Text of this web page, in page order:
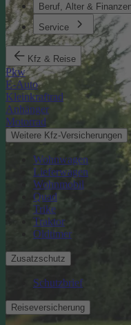
Beruf, Alter &
Service
Kfz & Reise
Pkw
E-Auto
Kleinkraftrad
Anhänger
Motorrad
Weitere Kfz-Versicherungen
Wohnwagen
Lieferwagen
Wohnmobil
Quad
Trike
Traktor
Oldtimer
Zusatzschutz
Schutzbrief
Reiseversicherung